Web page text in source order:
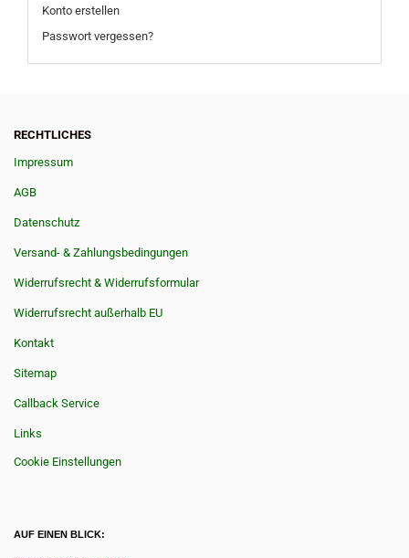
Konto erstellen
Passwort vergessen?
RECHTLICHES
Impressum
AGB
Datenschutz
Versand- & Zahlungsbedingungen
Widerrufsrecht & Widerrufsformular
Widerrufsrecht außerhalb EU
Kontakt
Sitemap
Callback Service
Links
Cookie Einstellungen
AUF EINEN BLICK: